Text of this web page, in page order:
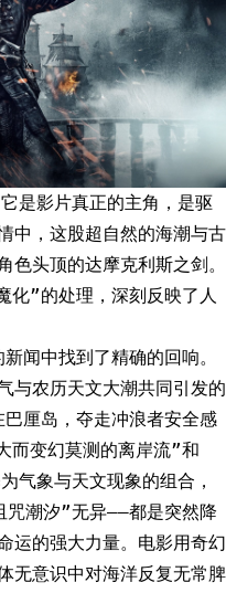
是影片真正的主角，是驱
中，这股超自然的海潮与古
色头顶的达摩克利斯之剑。
化”的处理，深刻反映了人
闻中找到了精确的回响。
与农历天文大潮共同引发的
厘岛，夺走冲浪者安全感
而变幻莫测的离岸流”和
气象与天文现象的组合，
咒潮汐”无异——都是突然降
运的强大力量。电影用奇幻
无意识中对海洋反复无常脾